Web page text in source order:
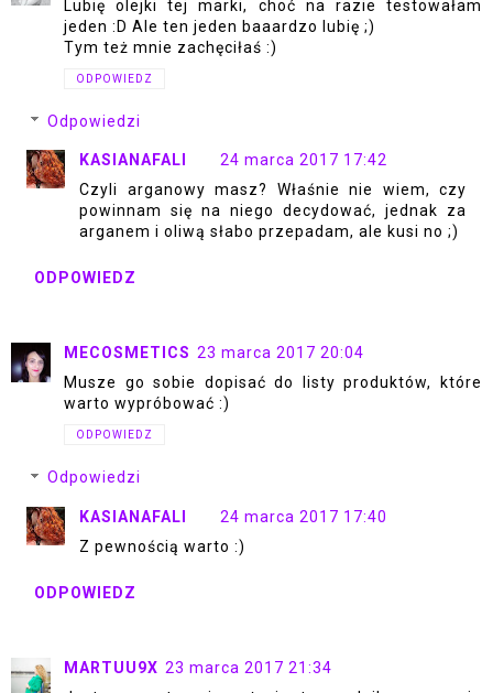
Lubię olejki tej marki, choć na razie testowałam
jeden :D Ale ten jeden baaardzo lubię ;)
Tym też mnie zachęciłaś :)
ODPOWIEDZ
Odpowiedzi
KASIANAFALI
24 marca 2017 17:42
Czyli arganowy masz? Właśnie nie wiem, czy
powinnam się na niego decydować, jednak za
arganem i oliwą słabo przepadam, ale kusi no ;)
ODPOWIEDZ
MECOSMETICS 23 marca 2017 20:04
Musze go sobie dopisać do listy produktów, które
warto wypróbować :)
ODPOWIEDZ
Odpowiedzi
KASIANAFALI
24 marca 2017 17:40
Z pewnością warto :)
ODPOWIEDZ
MARTUU9X 23 marca 2017 21:34